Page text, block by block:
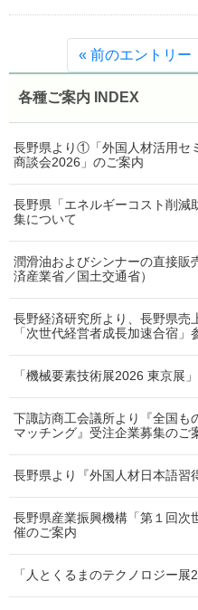
« 前のエントリー
各種ご案内 INDEX
長野県より①「外国人材活用セ
商談会2026」のご案内
長野県「エネルギーコスト削減
集について
潤滑油およびシンナーの直接販
済産業省／国土交通省）
長野経済研究所より、長野県売
「次世代経営者成長加速合宿」
「機械要素技術展2026 東京展
下諏訪商工会議所より『全国も
マッチング』受注企業募集のご
長野県より『外国人材日本語習
長野県産業振興機構「第１回次
催のご案内
「人とくるまのテクノロジー